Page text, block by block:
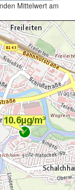
Mittelwert am